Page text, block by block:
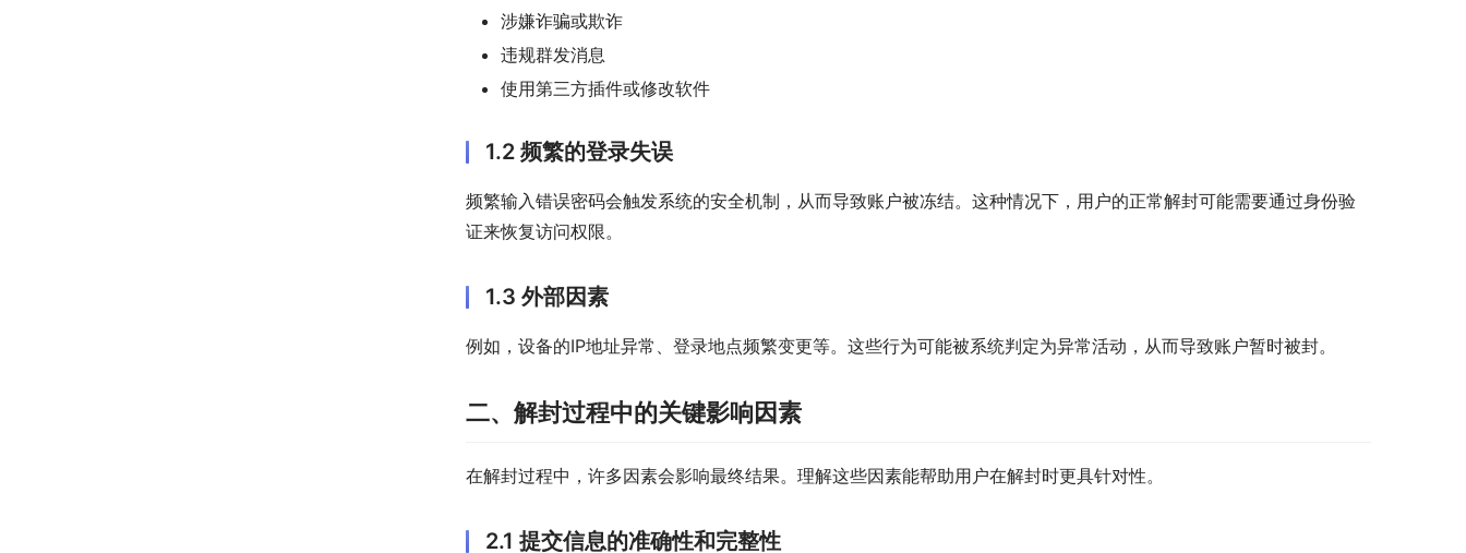
涉嫌诈骗或欺诈
违规群发消息
使用第三方插件或修改软件
1.2 频繁的登录失误
频繁输入错误密码会触发系统的安全机制，从而导致账户被冻结。这种情况下，用户的正常解封可能需要通过身份验
证来恢复访问权限。
1.3 外部因素
例如，设备的IP地址异常、登录地点频繁变更等。这些行为可能被系统判定为异常活动，从而导致账户暂时被封。
二、解封过程中的关键影响因素
在解封过程中，许多因素会影响最终结果。理解这些因素能帮助用户在解封时更具针对性。
2.1 提交信息的准确性和完整性